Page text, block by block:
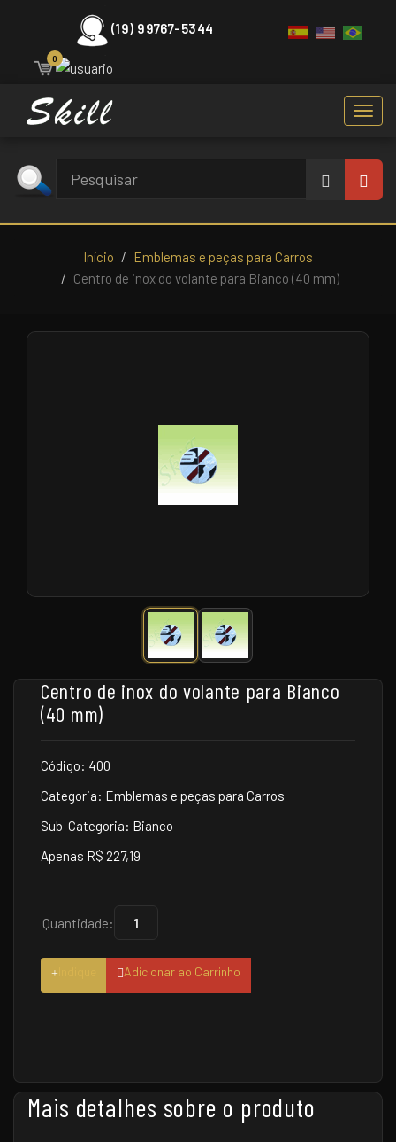
(19) 99767-5344
0
Início
Emblemas e peças para Carros
Centro de inox do volante para Bianco (40 mm)
Centro de inox do volante para Bianco
(40 mm)
Código: 400
Categoria: Emblemas e peças para Carros
Sub-Categoria: Bianco
Apenas R$ 227,19
Quantidade:
Adicionar ao Carrinho
Mais detalhes sobre o produto